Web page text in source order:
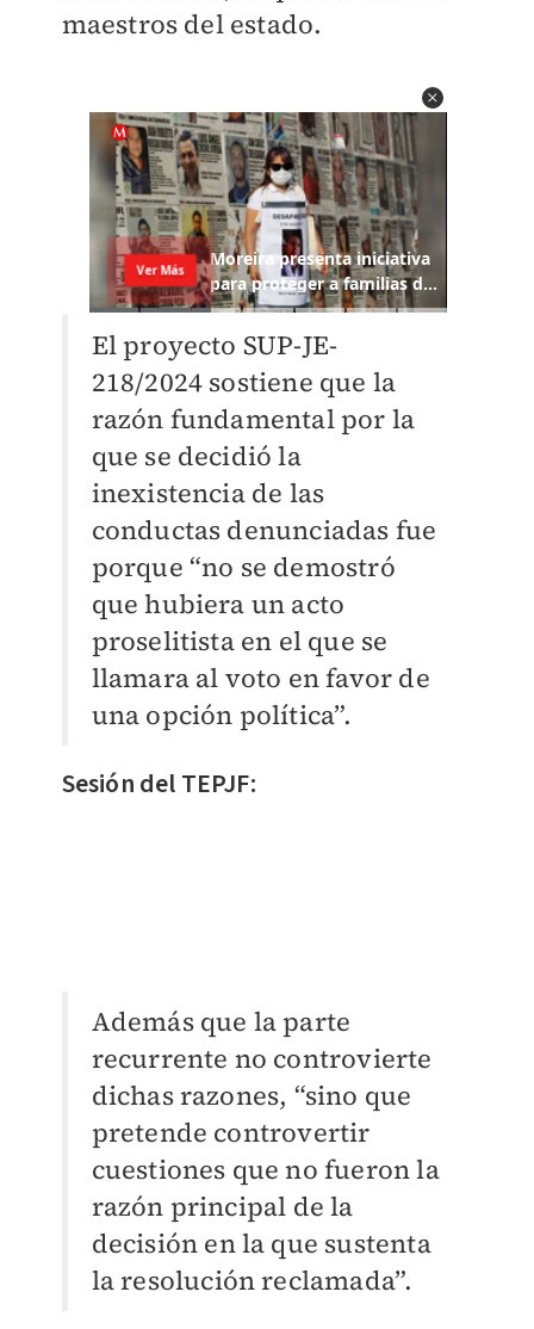
maestros del estado.
El proyecto SUP-JE-
218/2024 sostiene que la
razón fundamental por la
que se decidió la
inexistencia de las
conductas denunciadas fue
porque “no se demostró
que hubiera un acto
proselitista en el que se
llamara al voto en favor de
una opción política”.
Sesión del TEPJF:
Además que la parte
recurrente no controvierte
dichas razones, “sino que
pretende controvertir
cuestiones que no fueron la
razón principal de la
decisión en la que sustenta
la resolución reclamada”.